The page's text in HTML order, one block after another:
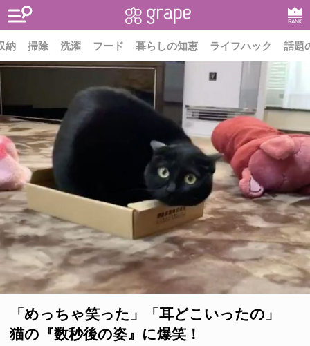
RANK
納 掃除 洗濯 フード 暮らしの知恵 ライフハック 話題
「めっちゃ笑った」「耳どこいったの」
猫の『数秒後の姿』に爆笑！